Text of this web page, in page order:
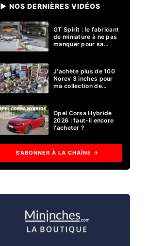
▶ NOS DERNIÈRES VIDÉOS
GT Spirit : le fabricant
de miniature à ne pas
manquer pour sa
J'achète plus de 100
Norev 3 inches pour
ma collection de
Opel Corsa Hybride
2026 : faut-il encore
l'acheter ?
S'ABONNER À LA CHAÎNE →